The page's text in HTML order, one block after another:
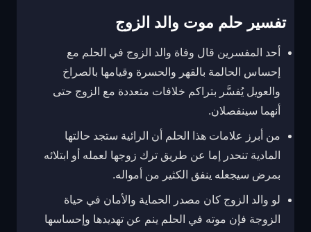
تفسير حلم موت والد الزوج
أحد المفسرين قال وفاة والد الزوج في الحلم مع
إحساس الحالمة بالقهر والحسرة وقيامها بالصراخ
والعويل يُفسَّر بتراكم خلافات متعددة مع الزوج حتى
أنهما سينفصلان.
من أبرز علامات هذا الحلم أن الرائية ستجد حالتها
المادية تنحدر إما عن طريق ترك زوجها لعمله أو ابتلائه
بمرض سيجعله ينفق الكثير من أمواله.
لو والد الزوج كان مصدر الحماية والأمان في حياة
الزوجة فإن موته في الحلم ينم عن تهديدها وإحساسها